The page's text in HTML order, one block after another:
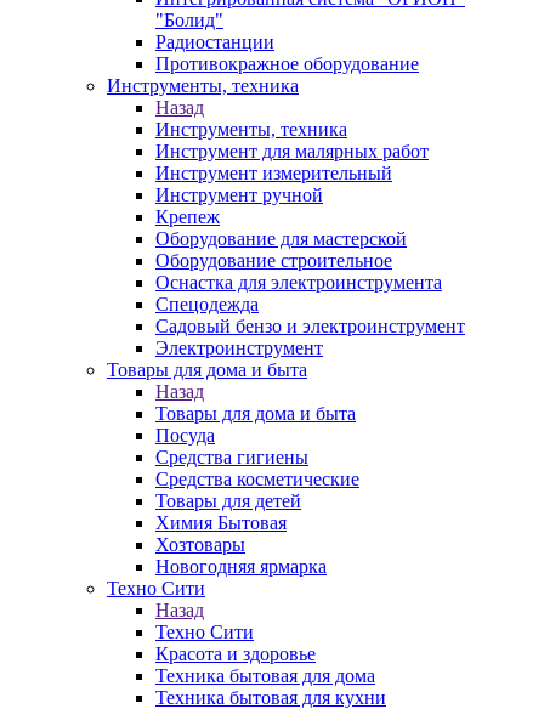
"Болид"
Радиостанции
Противокражное оборудование
Инструменты, техника
Назад
Инструменты, техника
Инструмент для малярных работ
Инструмент измерительный
Инструмент ручной
Крепеж
Оборудование для мастерской
Оборудование строительное
Оснастка для электроинструмента
Спецодежда
Садовый бензо и электроинструмент
Электроинструмент
Товары для дома и быта
Назад
Товары для дома и быта
Посуда
Средства гигиены
Средства косметические
Товары для детей
Химия Бытовая
Хозтовары
Новогодняя ярмарка
Техно Сити
Назад
Техно Сити
Красота и здоровье
Техника бытовая для дома
Техника бытовая для кухни